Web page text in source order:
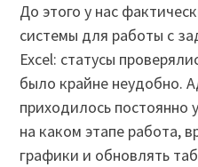
До этого у нас
системы для работы с
Excel: статусы
было крайне неудобно.
приходилось постоянно
на каком этапе работа,
графики и обновлять